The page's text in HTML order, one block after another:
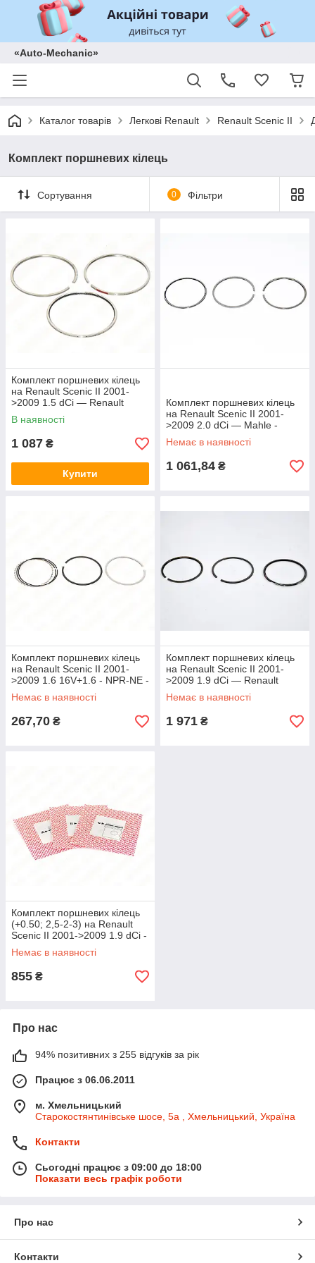
«Auto-Mechanic»
Каталог товарів Легкові Renault Renault Scenic II
Комплект поршневих кілець
Сортування 0 Фільтри
Комплект поршневих кілець
на Renault Scenic II 2001-
>2009 1.5 dCi — Renault
(Оригінал) - 120330783R
В наявності
1 087 ₴
Купити
Комплект поршневих кілець
на Renault Scenic II 2001-
>2009 2.0 dCi — Mahle -
021RS001130N0
Немає в наявності
1 061,84 ₴
Комплект поршневих кілець
на Renault Scenic II 2001-
>2009 1.6 16V+1.6 - NPR-NE -
120038004200
Немає в наявності
267,70 ₴
Комплект поршневих кілець
на Renault Scenic II 2001-
>2009 1.9 dCi — Renault
(Оригінал) - 7701470248
Немає в наявності
1 971 ₴
Комплект поршневих кілець
(+0.50; 2,5-2-3) на Renault
Scenic II 2001->2009 1.9 dCi -
Mahle - 02158V2
Немає в наявності
855 ₴
Про нас
94% позитивних з 255 відгуків за рік
Працює з 06.06.2011
м. Хмельницький
Старокостянтинівське шосе, 5а , Хмельницький, Україна
Контакти
Сьогодні працює з 09:00 до 18:00
Показати весь графік роботи
Про нас
Контакти